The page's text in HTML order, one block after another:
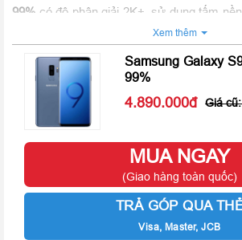
99% có độ phân giải 2K+, sử dụng tấm
trợ HDR. Mọi chi tiết trên hình ảnh hay
ngay trước mắt. Ngoài ra S9+ tích hợp
kháng nước IP68, giúp bạn thoải mái
nhận cuộc gọi giữa trời mưa và yên tâm
máy xuống nước.
Xem thêm
Samsung Galaxy
99%
4.890.000
MUA NGAY
(Giao hàng toàn quốc)
TRẢ GÓP QUA
Visa, Master, JCB